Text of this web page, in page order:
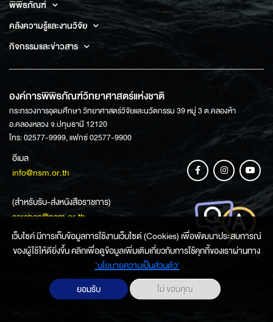
พิพิธภัณฑ์
คลังความรู้และงานวิจัย
กิจกรรมและข่าวสาร
องค์การพิพิธภัณฑ์วิทยาศาสตร์แห่งชาติ
กระทรวงการอุดมศึกษา วิทยาศาสตร์วิจัยและนวัตกรรม 39 หมู่ 3 ต.คลองห้า
อ.คลองหลวง จ.ปทุมธานี 12120
โทร: 02577-9999, แฟกซ์ 02577-9900
อีเมล
info@nsm.or.th
(สำหรับรับ-ส่งหนังสือราชการ)
saraban@nsm.or.th
ช่องทางการสอบถามข้อมูล
เว็บไซค์ มีการเก็บข้อมูลการใช้งานเว็บไซต์ (Cookies) เพื่อพัฒนาประสบการณ์
ของผู้ใช้ให้ดียิ่งขึ้น คลิกเพื่อดูข้อมูลเพิ่มเติมเกี่ยวกับการใช้คุกกี้ของเราผ่านทาง
‘นโยบายความเป็นส่วนตัว'
ยอมรับ
ไม่ ขอบคุณ